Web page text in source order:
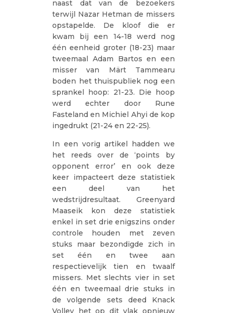
naast dat van de bezoekers
terwijl Nazar Hetman de missers
opstapelde. De kloof die er
kwam bij een 14-18 werd nog
één eenheid groter (18-23) maar
tweemaal Adam Bartos en een
misser van Märt Tammearu
boden het thuispubliek nog een
sprankel hoop: 21-23. Die hoop
werd echter door Rune
Fasteland en Michiel Ahyi de kop
ingedrukt (21-24 en 22-25).
In een vorig artikel hadden we
het reeds over de ‘points by
opponent error’ en ook deze
keer impacteert deze statistiek
een deel van het
wedstrijdresultaat. Greenyard
Maaseik kon deze statistiek
enkel in set drie enigszins onder
controle houden met zeven
stuks maar bezondigde zich in
set één en twee aan
respectievelijk tien en twaalf
missers. Met slechts vier in set
één en tweemaal drie stuks in
de volgende sets deed Knack